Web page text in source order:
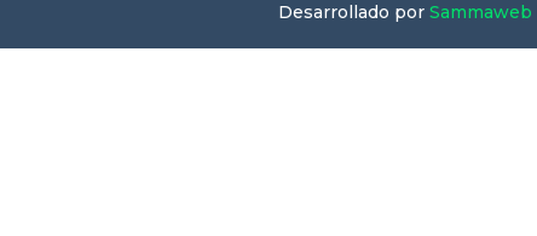
Desarrollado por Sammaweb